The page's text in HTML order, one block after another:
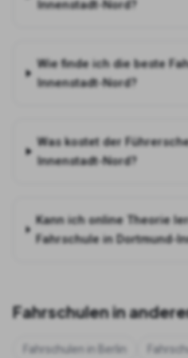
Innenstadt-Nord?
Wie finde ich die beste
Innenstadt-Nord?
Was kostet der
Innenstadt-Nord?
Kann ich online Theorie
Fahrschule in Dortmund-
Fahrschulen in
Fahrschulen in Berlin